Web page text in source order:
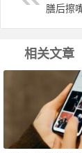
膳后擦
相关文章